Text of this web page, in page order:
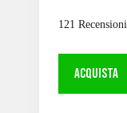
121 Recensioni
ACQUISTA